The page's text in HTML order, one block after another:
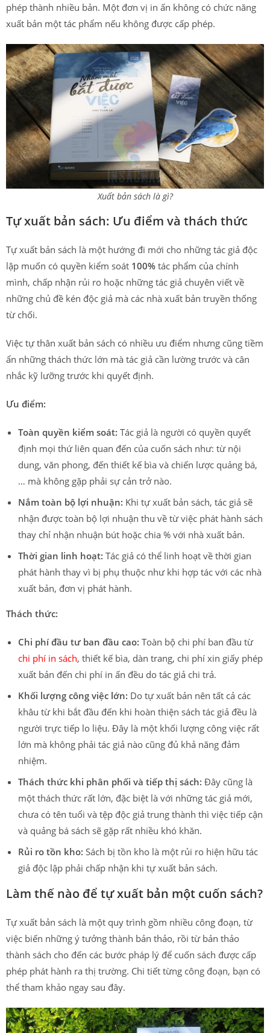
phép thành nhiều bản. Một đơn vị in ấn không có chức năng
xuất bản một tác phẩm nếu không được cấp phép.
Xuất bản sách là gì?
Tự xuất bản sách: Ưu điểm và thách thức
Tự xuất bản sách là một hướng đi mới cho những tác giả độc
lập muốn có quyền kiểm soát 100% tác phẩm của chính
mình, chấp nhận rủi ro hoặc những tác giả chuyên viết về
những chủ đề kén độc giả mà các nhà xuất bản truyền thống
từ chối.
Việc tự thân xuất bản sách có nhiều ưu điểm nhưng cũng tiềm
ẩn những thách thức lớn mà tác giả cần lường trước và cân
nhắc kỹ lưỡng trước khi quyết định.
Ưu điểm:
Toàn quyền kiểm soát: Tác giả là người có quyền quyết
định mọi thứ liên quan đến của cuốn sách như: từ nội
dung, văn phong, đến thiết kế bìa và chiến lược quảng bá,
… mà không gặp phải sự cản trở nào.
Nắm toàn bộ lợi nhuận: Khi tự xuất bản sách, tác giả sẽ
nhận được toàn bộ lợi nhuận thu về từ việc phát hành sách
thay chỉ nhận nhuận bút hoặc chia % với nhà xuất bản.
Thời gian linh hoạt: Tác giả có thể linh hoạt về thời gian
phát hành thay vì bị phụ thuộc như khi hợp tác với các nhà
xuất bản, đơn vị phát hành.
Thách thức:
Chi phí đầu tư ban đầu cao: Toàn bộ chi phí ban đầu từ
chi phí in sách, thiết kế bìa, dàn trang, chi phí xin giấy phép
xuất bản đến chi phí in ấn đều do tác giả chi trả.
Khối lượng công việc lớn: Do tự xuất bản nên tất cả các
khâu từ khi bắt đầu đến khi hoàn thiện sách tác giả đều là
người trực tiếp lo liệu. Đây là một khối lượng công việc rất
lớn mà không phải tác giả nào cũng đủ khả năng đảm
nhiệm.
Thách thức khi phân phối và tiếp thị sách: Đây cũng là
một thách thức rất lớn, đặc biệt là với những tác giả mới,
chưa có tên tuổi và tệp độc giả trung thành thì việc tiếp cận
và quảng bá sách sẽ gặp rất nhiều khó khăn.
Rủi ro tồn kho: Sách bị tồn kho là một rủi ro hiện hữu tác
giả độc lập phải chấp nhận khi tự xuất bản sách.
Làm thế nào để tự xuất bản một cuốn sách?
Tự xuất bản sách là một quy trình gồm nhiều công đoạn, từ
việc biến những ý tưởng thành bản thảo, rồi từ bản thảo
thành sách cho đến các bước pháp lý để cuốn sách được cấp
phép phát hành ra thị trường. Chi tiết từng công đoạn, bạn có
thể tham khảo ngay sau đây.